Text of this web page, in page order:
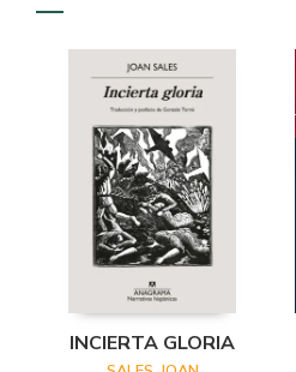
INCIERTA GLORIA